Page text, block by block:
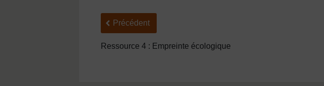
Précédent
Précédent
Ressource 4 : Empreinte écologique